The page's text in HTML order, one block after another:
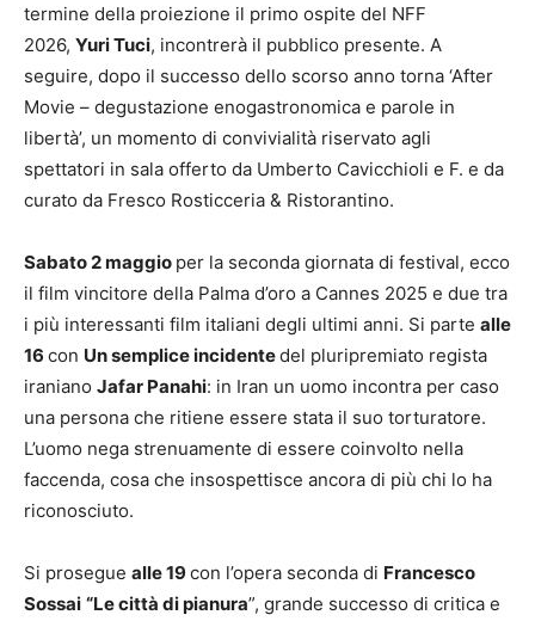
termine della proiezione il primo ospite del NFF
2026, Yuri Tuci, incontrerà il pubblico presente. A
seguire, dopo il successo dello scorso anno torna ‘After
Movie – degustazione enogastronomica e parole in
libertà’, un momento di convivialità riservato agli
spettatori in sala offerto da Umberto Cavicchioli e F. e da
curato da Fresco Rosticceria & Ristorantino.
Sabato 2 maggio per la seconda giornata di festival, ecco
il film vincitore della Palma d’oro a Cannes 2025 e due tra
i più interessanti film italiani degli ultimi anni. Si parte alle
16 con Un semplice incidentedel pluripremiato regista
iraniano Jafar Panahi: in Iran un uomo incontra per caso
una persona che ritiene essere stata il suo torturatore.
L’uomo nega strenuamente di essere coinvolto nella
faccenda, cosa che insospettisce ancora di più chi lo ha
riconosciuto.
Si prosegue alle 19con l’opera seconda di Francesco
Sossai “Le città di pianura”, grande successo di critica e